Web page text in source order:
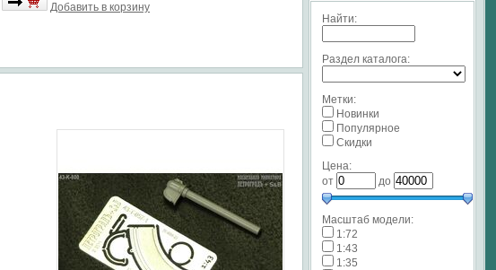
Добавить в корзину
Найти:
Раздел каталога:
Метки:
Новинки
Популярное
Скидки
Цена:
от
до
Масштаб модели:
1:72
1:43
1:35